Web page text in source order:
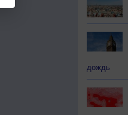
дождь